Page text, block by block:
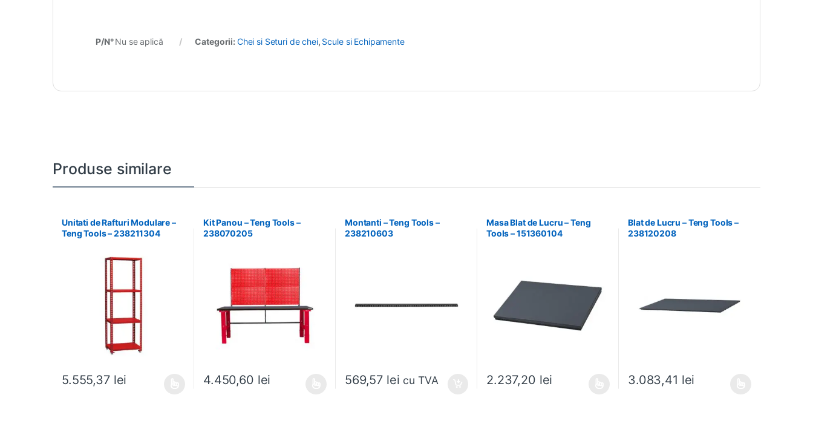
P/N°Nu se aplică Categorii: Chei si Seturi de chei, Scule si Echipamente
Produse similare
Unitati de Rafturi Modulare –
Teng Tools – 238211304
5.555,37 lei
Kit Panou – Teng Tools –
238070205
4.450,60 lei
Montanti – Teng Tools –
238210603
569,57 lei cu TVA
Masa Blat de Lucru – Teng
Tools – 151360104
2.237,20 lei
Blat de Lucru – Teng Tools –
238120208
3.083,41 lei